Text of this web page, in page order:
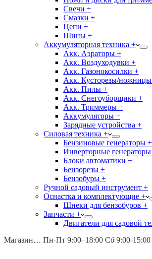
Свечи +
Смазки +
Цепи +
Шины +
Аккумуляторная техника +
Акк. Аэраторы +
Акк. Воздуходувки +
Акк. Газонокосилки +
Акк. Кусторезы/
Акк. Пилы +
Акк. Снегоуборщики +
Акк. Триммеры +
Аккумуляторы +
Зарядные устройства +
Силовая техника +
Бензиновые генераторы +
Инверторные
Блоки автоматики +
Бензорезы +
Бензобуры +
Ручной садовый инструмент +
Оснастка и комплектующие +
Шнеки для бензобуров +
Запчасти +
Двигатели для садовой
Магазины: Калуга ул. Московская д.113
Пн-Пт 9:00–18:00 Сб 9:00-15:00